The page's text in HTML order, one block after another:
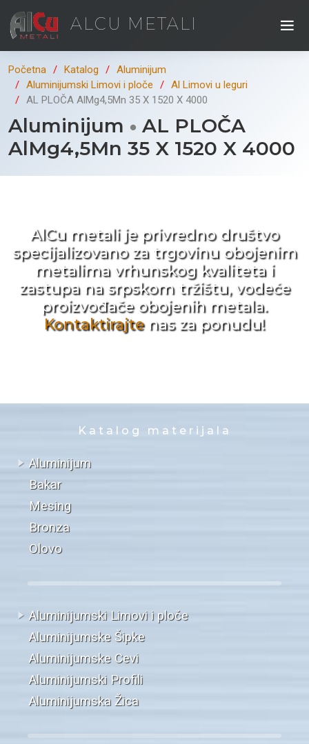
ALCU METALI
Početna Katalog
Aluminijum
Aluminijumski Limovi i ploče
Al Limovi u leguri
AL PLOČA AlMg4,5Mn 35 X 1520 X 4000
Aluminijum
AL PLOČA
AlMg4,5Mn 35 X 1520 X 4000
AlCu metali je privredno društvo
specijalizovano za trgovinu obojenim
metalima vrhunskog kvaliteta i
zastupa na srpskom tržištu, vodeće
proizvođače obojenih metala.
Kontaktirajtenas za ponudu!
Katalog materijala
Aluminijum
Bakar
Mesing
Bronza
Olovo
Aluminijumski Limovi i ploče
Aluminijumske Šipke
Aluminijumske Cevi
Aluminijumski Profili
Aluminijumska Žica